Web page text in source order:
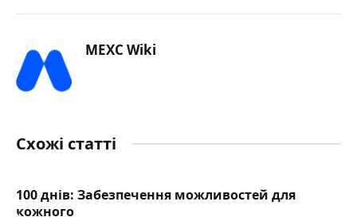
MEXC Wiki
Схожі статті
100 днів: Забезпечення можливостей для
кожного